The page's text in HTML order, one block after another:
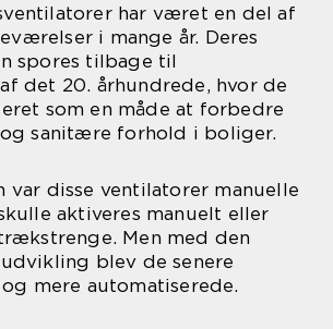
har været en del af
i mange år. Deres
spores tilbage til
det 20. århundrede, hvor de
som en måde at forbedre
sanitære forhold i boliger.
var disse ventilatorer manuelle
aktiveres manuelt eller
Men med den
blev de senere
mere automatiserede.